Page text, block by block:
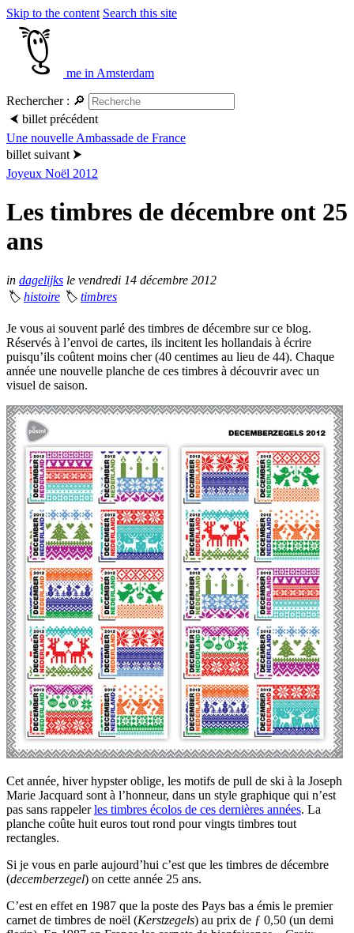
Skip to the content Search this site
me in Amsterdam
Rechercher : 🔎
⮜ billet précédent
Une nouvelle Ambassade de France
billet suivant ⮞
Joyeux Noël 2012
Les timbres de décembre ont 25
ans
in dagelijks le vendredi 14 décembre 2012
🏷 histoire 🏷 timbres
Je vous ai souvent parlé des timbres de décembre sur ce blog.
Réservés à l’envoi de cartes, ils incitent les hollandais à écrire
puisqu’ils coûtent moins cher (40 centimes au lieu de 44). Chaque
année une nouvelle planche de ces timbres à découvrir avec un
visuel de saison.
Cet année, hiver hypster oblige, les motifs de pull de ski à la Joseph
Marie Jacquard sont à l’honneur, dans un style graphique qui n’est
pas sans rappelerles timbres écolos de ces dernières années. La
planche coûte huit euros tout rond pour vingts timbres tout
rectangles.
Si je vous en parle aujourd’hui c’est que les timbres de décembre
(decemberzegel) on cette année 25 ans.
C’est en effet en 1987 que la poste des Pays bas a émis le premier
carnet de timbres de noël (Kerstzegels) au prix de ƒ 0,50 (un demi